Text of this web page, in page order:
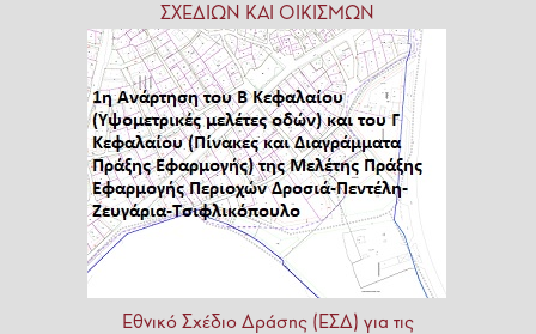
ΣΧΕΔΙΩΝ ΚΑΙ ΟΙΚΙΣΜΩΝ
Εθνικό Σχέδιο Δράσης (ΕΣΔ) για τις